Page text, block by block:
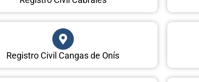
Registro Civil Cangas de Onís